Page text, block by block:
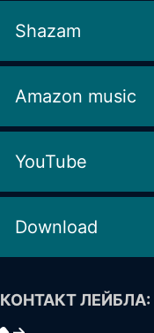
Shazam
Amazon music
YouTube
Download
КОНТАКТ ЛЕЙБЛА: